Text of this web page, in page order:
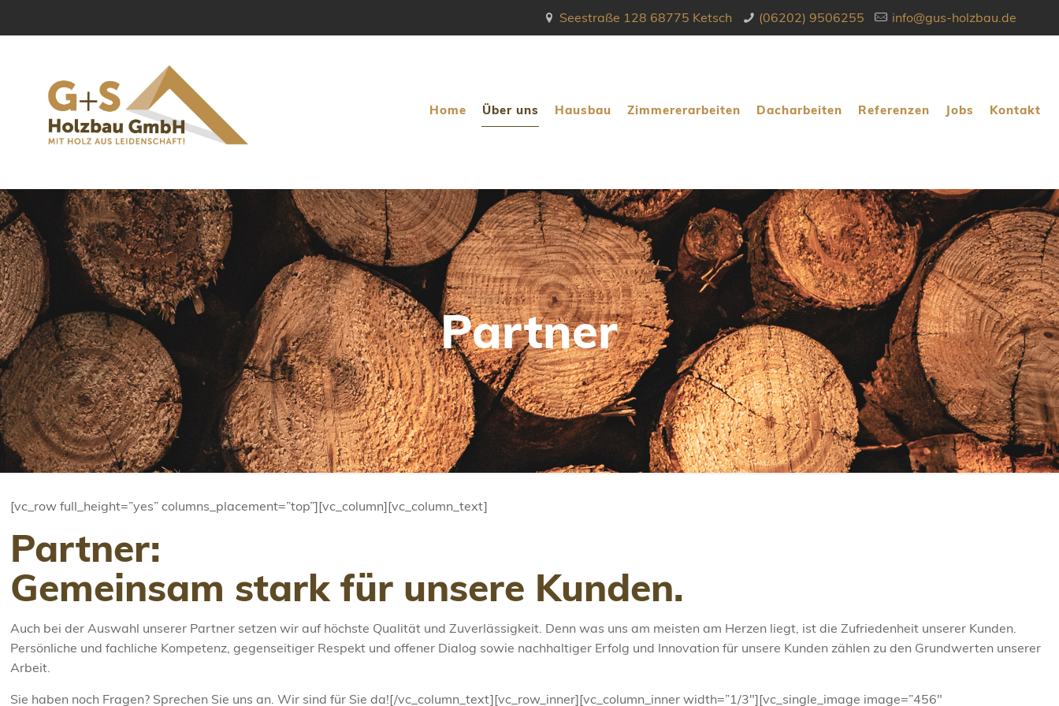
Seestraße 128 68775 Ketsch (06202) 9506255 info@gus-holzbau.de
Home Über uns Hausbau Zimmererarbeiten Dacharbeiten Referenzen Jobs Kontakt
Partner
[vc_row full_height=”yes” columns_placement=”top”][vc_column][vc_column_text]
Partner:
Gemeinsam stark für unsere Kunden.
Auch bei der Auswahl unserer Partner setzen wir auf höchste Qualität und Zuverlässigkeit. Denn was uns am meisten am Herzen liegt, ist die Zufriedenheit unserer Kunden.
Persönliche und fachliche Kompetenz, gegenseitiger Respekt und offener Dialog sowie nachhaltiger Erfolg und Innovation für unsere Kunden zählen zu den Grundwerten unserer
Arbeit.
Sie haben noch Fragen? Sprechen Sie uns an. Wir sind für Sie da![/vc_column_text][vc_row_inner][vc_column_inner width=”1/3″][vc_single_image image=”456″